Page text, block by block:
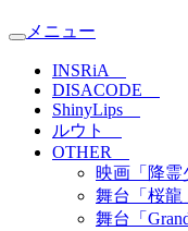
メニュー
INSRiA
DISACODE
ShinyLips
ルウト
OTHER
映画「降霊
舞台「桜龍
舞台「